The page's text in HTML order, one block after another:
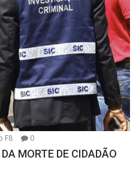
F8 0
MORTE DE CIDADÃO